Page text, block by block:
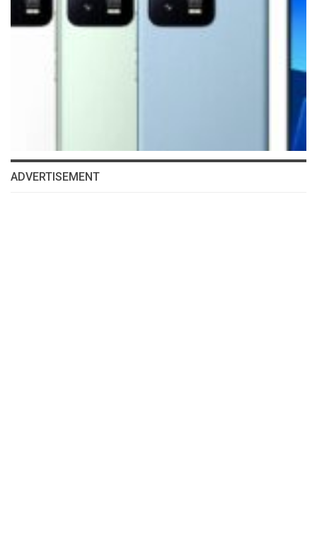
ADVERTISEMENT